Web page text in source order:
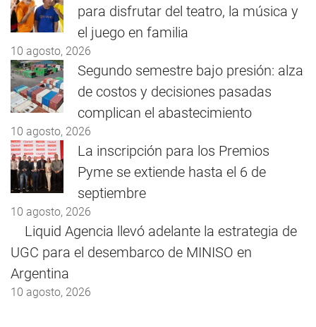
para disfrutar del teatro, la música y
el juego en familia
10 agosto, 2026
Segundo semestre bajo presión: alza
de costos y decisiones pasadas
complican el abastecimiento
10 agosto, 2026
La inscripción para los Premios
Pyme se extiende hasta el 6 de
septiembre
10 agosto, 2026
Liquid Agencia llevó adelante la estrategia de
UGC para el desembarco de MINISO en
Argentina
10 agosto, 2026